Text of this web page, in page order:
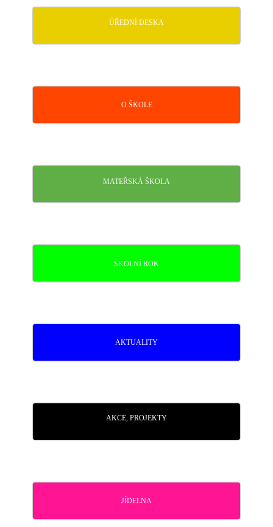
ÚŘEDNÍ DESKA
O ŠKOLE
MATEŘSKÁ ŠKOLA
ŠKOLNÍ ROK
AKTUALITY
AKCE, PROJEKTY
JÍDELNA